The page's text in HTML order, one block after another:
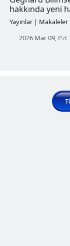
Bilim
2025 Ara